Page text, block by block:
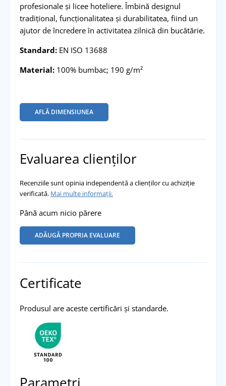
profesionale și licee hoteliere. Îmbină designul
tradițional, funcționalitatea și durabilitatea, fiind un
ajutor de încredere în activitatea zilnică din bucătărie.
Standard: EN ISO 13688
Material:100% bumbac; 190 g/m²
AFLĂ DIMENSIUNEA
Evaluarea clienților
Recenziile sunt opinia independentă a clienților cu achiziție
verificată. Mai multe informații.
Până acum nicio părere
ADĂUGĂ PROPRIA EVALUARE
Certificate
Produsul are aceste certificări și standarde.
Parametri